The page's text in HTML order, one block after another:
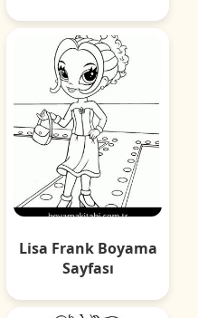
Lisa Frank Boyama
Sayfası